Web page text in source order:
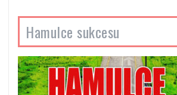
Hamulce sukcesu